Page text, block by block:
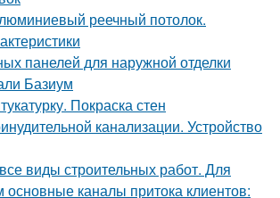
реечный потолок.
панелей для наружной отделки
Базиум
Покраска стен
канализации. Устройство
виды строительных работ. Для
основные каналы притока клиентов: